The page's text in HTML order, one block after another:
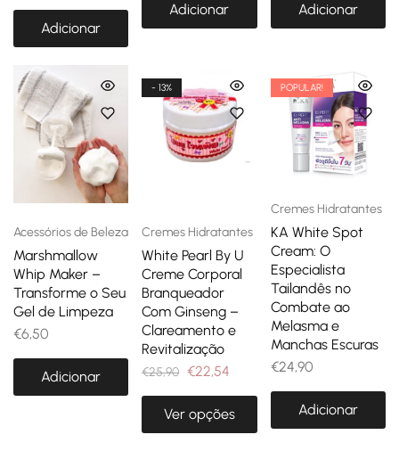
Adicionar
Adicionar Adicionar
Acessórios de Beleza
Marshmallow
Whip Maker –
Transforme o Seu
Gel de Limpeza
€6,50
Adicionar
- 13%
Cremes Hidratantes
White Pearl By U
Creme Corporal
Branqueador
Com Ginseng –
Clareamento e
Revitalização
€25,90 €22,54
Ver opções
POPULAR!
Cremes Hidratantes
KA White Spot
Cream: O
Especialista
Tailandês no
Combate ao
Melasma e
Manchas Escuras
€24,90
Adicionar